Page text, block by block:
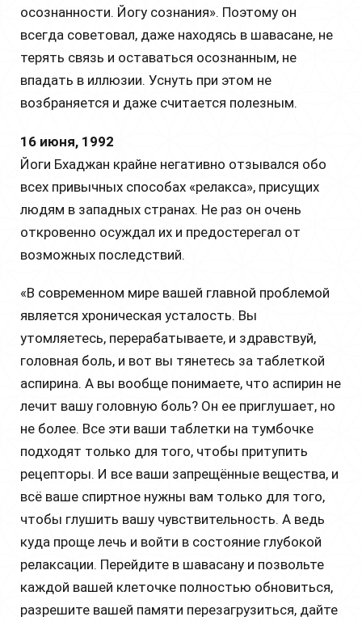
осознанности. Йогу сознания». Поэтому он
всегда советовал, даже находясь в шавасане, не
терять связь и оставаться осознанным, не
впадать в иллюзии. Уснуть при этом не
возбраняется и даже считается полезным.
16 июня, 1992
Йоги Бхаджан крайне негативно отзывался обо
всех привычных способах «релакса», присущих
людям в западных странах. Не раз он очень
откровенно осуждал их и предостерегал от
возможных последствий.
«В современном мире вашей главной проблемой
является хроническая усталость. Вы
утомляетесь, перерабатываете, и здравствуй,
головная боль, и вот вы тянетесь за таблеткой
аспирина. А вы вообще понимаете, что аспирин не
лечит вашу головную боль? Он ее приглушает, но
не более. Все эти ваши таблетки на тумбочке
подходят только для того, чтобы притупить
рецепторы. И все ваши запрещённые вещества, и
всё ваше спиртное нужны вам только для того,
чтобы глушить вашу чувствительность. А ведь
куда проще лечь и войти в состояние глубокой
релаксации. Перейдите в шавасану и позвольте
каждой вашей клеточке полностью обновиться,
разрешите вашей памяти перезагрузиться, дайте